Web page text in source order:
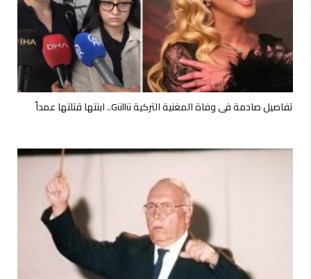
تفاصيل صادمة في وفاة المغنية التركية Güllü.. ابنتها قتلتها عمداً